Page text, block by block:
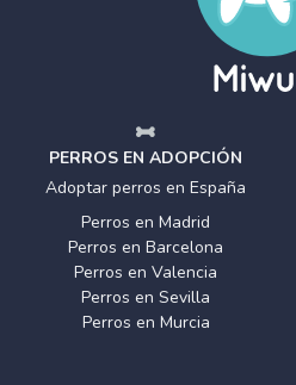
PERROS EN ADOPCIÓN
Adoptar perros en España
Perros en Madrid
Perros en Barcelona
Perros en Valencia
Perros en Sevilla
Perros en Murcia